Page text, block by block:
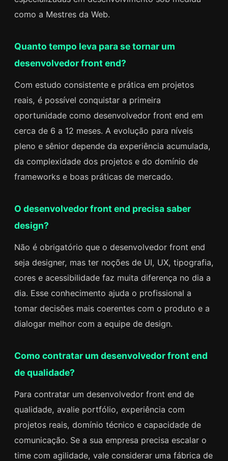
como a Mestres da Web.
Quanto tempo leva para se tornar um
desenvolvedor front end?
Com estudo consistente e prática em projetos
reais, é possível conquistar a primeira
oportunidade como desenvolvedor front end em
cerca de 6 a 12 meses. A evolução para níveis
pleno e sênior depende da experiência acumulada,
da complexidade dos projetos e do domínio de
frameworks e boas práticas de mercado.
O desenvolvedor front end precisa saber
design?
Não é obrigatório que o desenvolvedor front end
seja designer, mas ter noções de UI, UX, tipografia,
cores e acessibilidade faz muita diferença no dia a
dia. Esse conhecimento ajuda o profissional a
tomar decisões mais coerentes com o produto e a
dialogar melhor com a equipe de design.
Como contratar um desenvolvedor front end
de qualidade?
Para contratar um desenvolvedor front end de
qualidade, avalie portfólio, experiência com
projetos reais, domínio técnico e capacidade de
comunicação. Se a sua empresa precisa escalar o
time com agilidade, vale considerar uma fábrica de